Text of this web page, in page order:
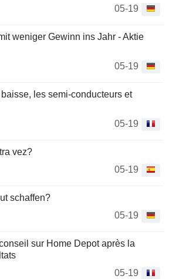
05-19
weniger Gewinn ins Jahr - Aktie
05-19
les semi-conducteurs et
05-19
vez?
05-19
schaffen?
05-19
sur Home Depot après la
05-19